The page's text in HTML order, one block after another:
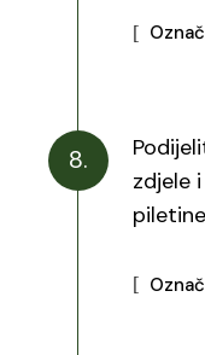
8.
zdjele